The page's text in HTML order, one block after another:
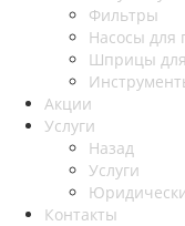
Фильтры
Насосы для
Шприцы
Акции
Услуги
Назад
Услуги
Контакты